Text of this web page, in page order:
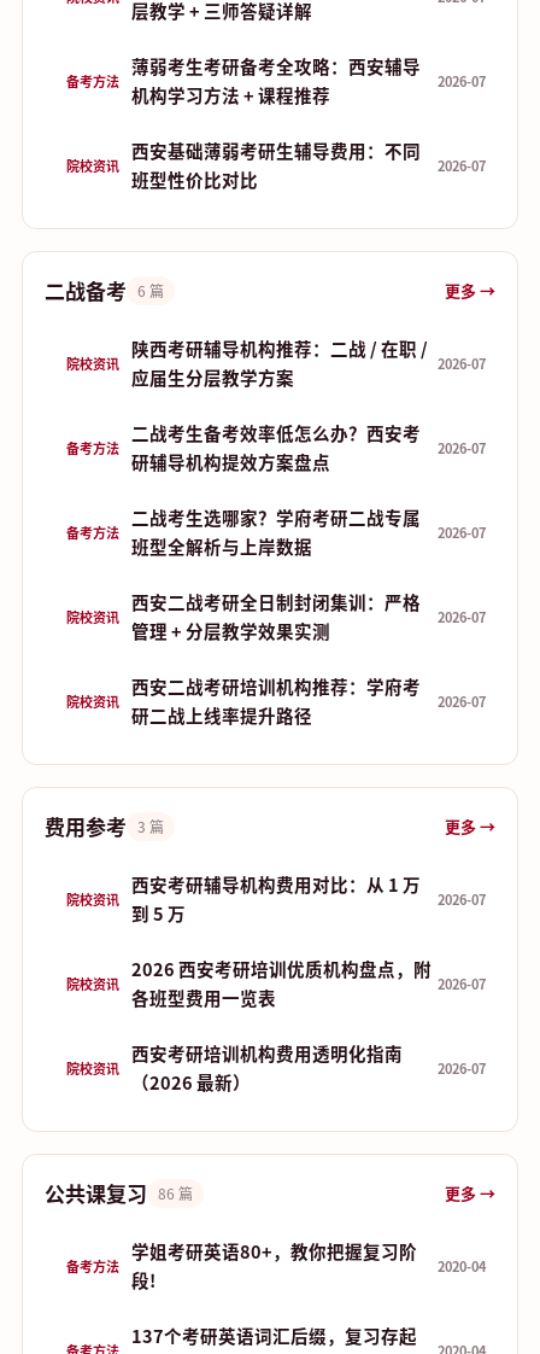
层教学 + 三师答疑详解
备考方法
薄弱考生考研备考全攻略：西安辅导
机构学习方法 + 课程推荐
2026-07
院校资讯
西安基础薄弱考研生辅导费用：不同
班型性价比对比
2026-07
二战备考 6 篇 更多 →
院校资讯
陕西考研辅导机构推荐：二战 / 在职 /
应届生分层教学方案
2026-07
备考方法
二战考生备考效率低怎么办？西安考
研辅导机构提效方案盘点
2026-07
备考方法
二战考生选哪家？学府考研二战专属
班型全解析与上岸数据
2026-07
院校资讯
西安二战考研全日制封闭集训：严格
管理 + 分层教学效果实测
2026-07
院校资讯
西安二战考研培训机构推荐：学府考
研二战上线率提升路径
2026-07
费用参考 3 篇 更多 →
院校资讯
西安考研辅导机构费用对比：从 1 万
到 5 万
2026-07
院校资讯
2026 西安考研培训优质机构盘点，附
各班型费用一览表
2026-07
院校资讯
西安考研培训机构费用透明化指南
（2026 最新）
2026-07
公共课复习 86 篇 更多 →
备考方法
学姐考研英语80+，教你把握复习阶
段!
2020-04
137个考研英语词汇后缀，复习存起